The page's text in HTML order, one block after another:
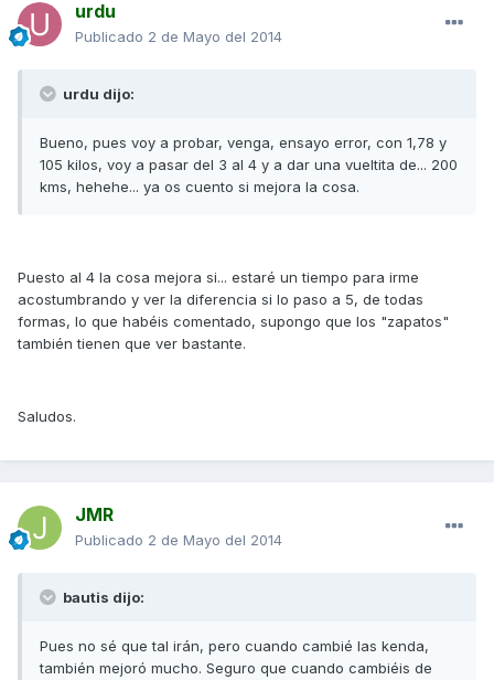
urdu
Publicado 2 de Mayo del 2014
urdu dijo:
Bueno, pues voy a probar, venga, ensayo error, con 1,78 y
105 kilos, voy a pasar del 3 al 4 y a dar una vueltita de... 200
kms, hehehe... ya os cuento si mejora la cosa.
Puesto al 4 la cosa mejora si... estaré un tiempo para irme
acostumbrando y ver la diferencia si lo paso a 5, de todas
formas, lo que habéis comentado, supongo que los "zapatos"
también tienen que ver bastante.
Saludos.
JMR
Publicado 2 de Mayo del 2014
bautis dijo:
Pues no sé que tal irán, pero cuando cambié las kenda,
también mejoró mucho. Seguro que cuando cambiéis de